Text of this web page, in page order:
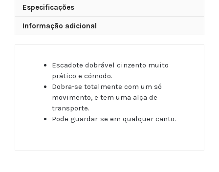
Especificações
Informação adicional
Escadote dobrável cinzento muito
prático e cómodo.
Dobra-se totalmente com um só
movimento, e tem uma alça de
transporte.
Pode guardar-se em qualquer canto.